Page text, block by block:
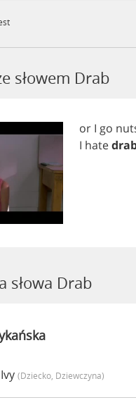
słowem Drab
or I go
I hate
słowa Drab
(dziecko, Dziewczyna)